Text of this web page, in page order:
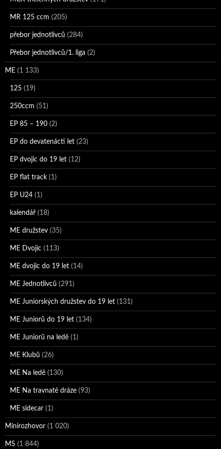
MR 125 ccm (205)
přebor jednotlivců (284)
Přebor jednotlivců/1. liga (2)
ME (1 133)
125 (19)
250ccm (51)
EP 85 – 190 (2)
EP do devatenácti let (23)
EP dvojic do 19 let (12)
EP flat track (1)
EP U24 (1)
kalendář (18)
ME družstev (35)
ME Dvojic (113)
ME dvojic do 19 let (14)
ME Jednotlivců (291)
ME Juniorských družstev do 19 let (131)
ME Juniorů do 19 let (134)
ME Juniorů na ledě (1)
ME Klubů (26)
ME Na ledě (130)
ME Na travnaté dráze (93)
ME sidecar (1)
Minirozhovor (1 020)
MS (1 844)